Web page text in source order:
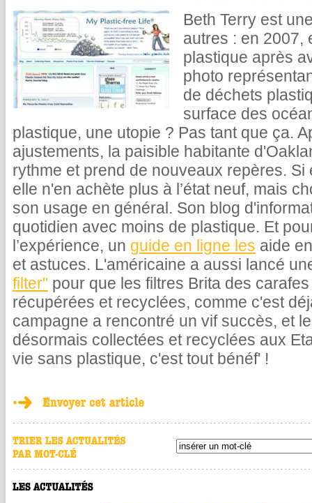
Beth Terry est
autres : en 2007,
plastique après
photo
de déchets
surface des
plastique, une utopie ? Pas tant que ça.
ajustements, la paisible habitante
rythme et prend de nouveaux repères.
elle n'en achète plus à l’état neuf, mais
son usage en général. Son blog
quotidien avec moins de plastique. Et
l’expérience, un guide en ligne les aide
et astuces. L'américaine a aussi lancé
filter" pour que les filtres Brita des
récupérées et recyclées, comme c'est
campagne a rencontré un vif succès, et
désormais collectées et recyclées aux
vie sans plastique, c'est tout bénéf' !